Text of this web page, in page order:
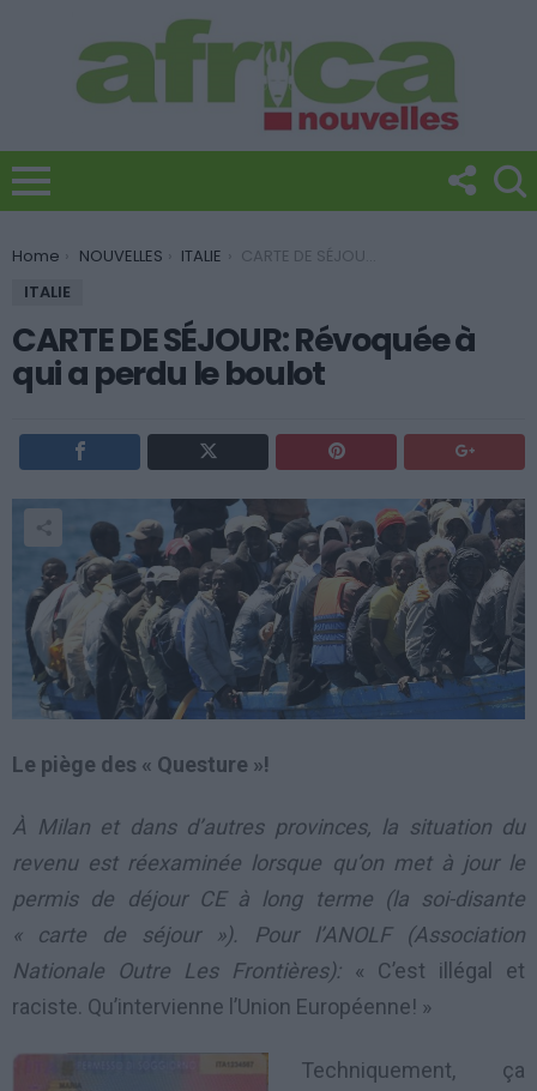
You are here:
Home NOUVELLES ITALIE
CARTE DE SÉJOUR: Révoquée à qui a perdu le boulot
ITALIE
CARTE DE SÉJOUR: Révoquée à
qui a perdu le boulot
Le piège des « Questure »!
À Milan et dans d’autres provinces, la situation du
revenu est réexaminée lorsque qu’on met à jour le
permis de déjour CE à long terme (la soi-disante
« carte de séjour »). Pour l’ANOLF (Association
Nationale Outre Les Frontières):« C’est illégal et
raciste. Qu’intervienne l’Union Européenne! »
Techniquement, ça